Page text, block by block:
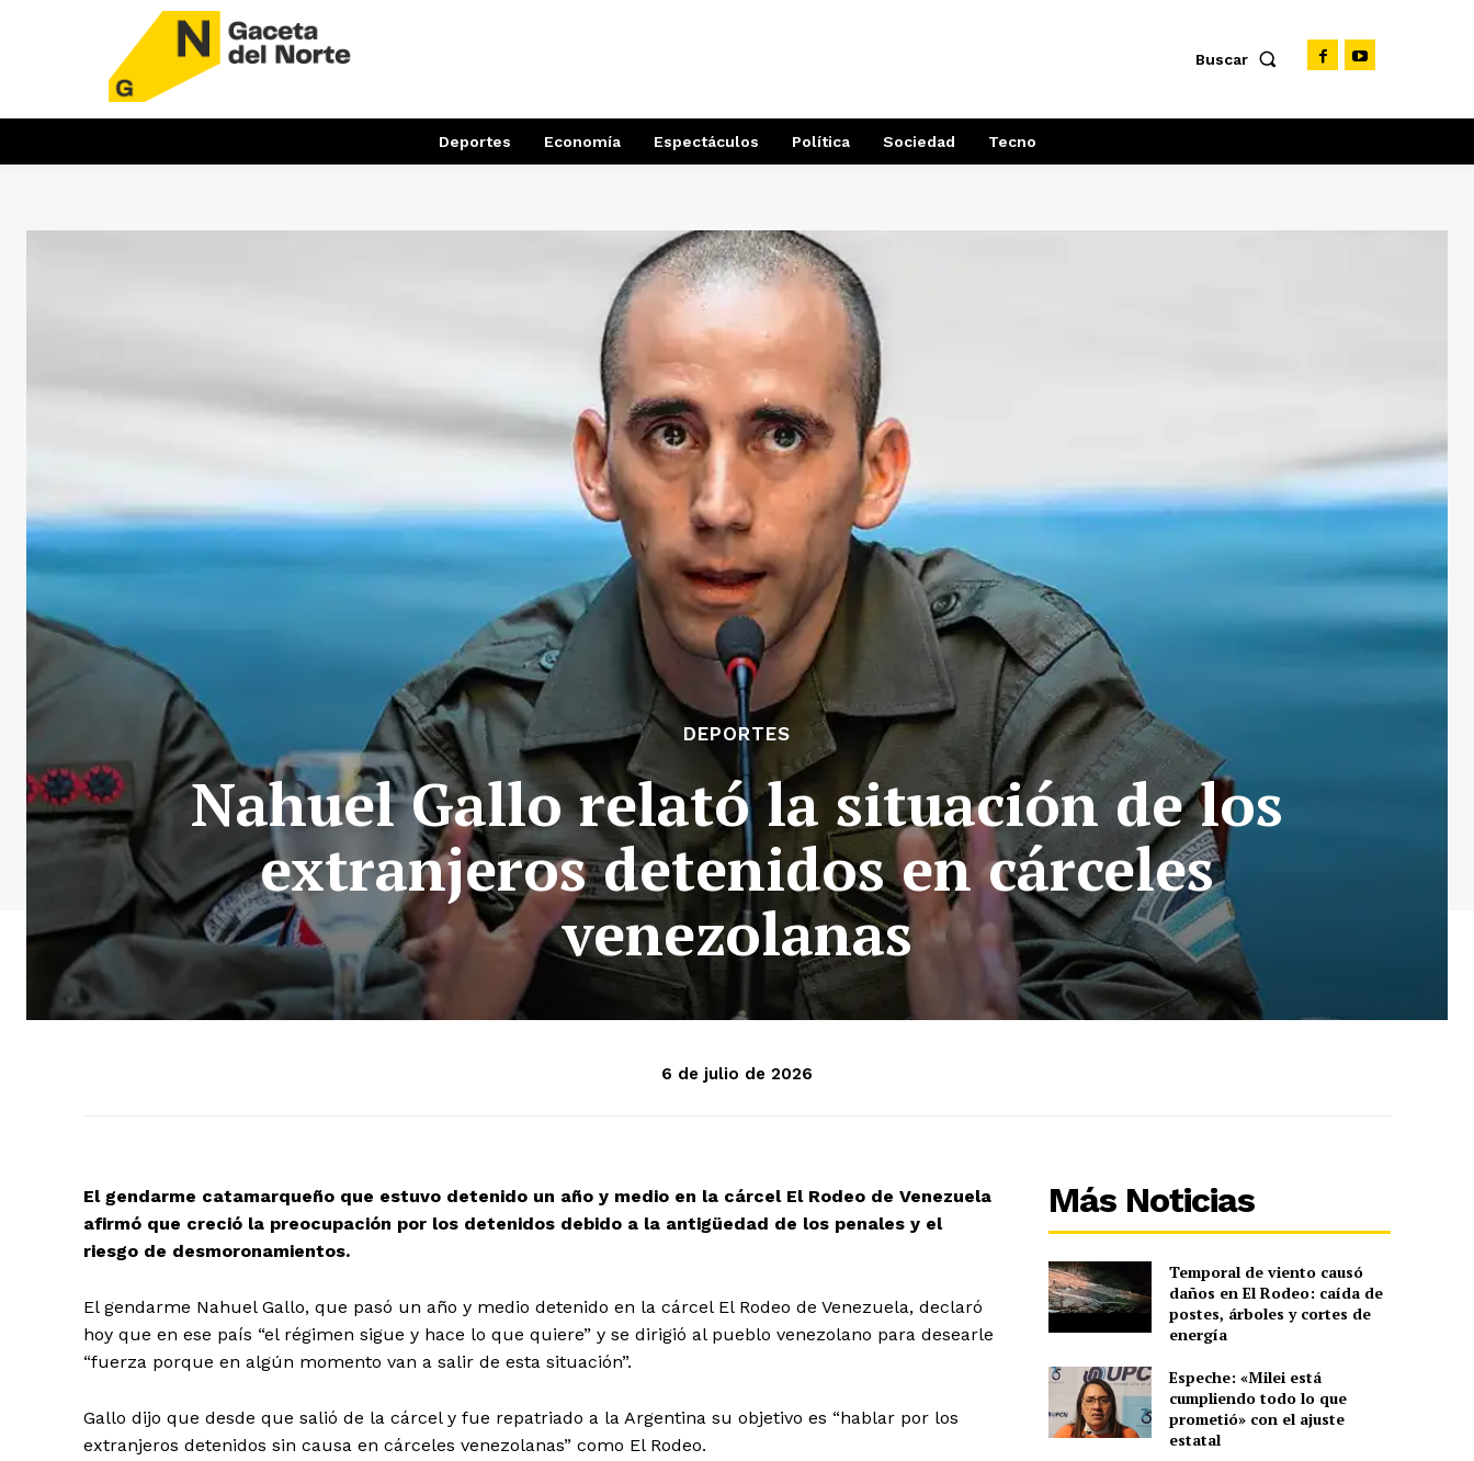
Buscar
Deportes Economía Espectáculos Política Sociedad Tecno
DEPORTES
Nahuel Gallo relató la situación de los
extranjeros detenidos en cárceles
venezolanas
6 de julio de 2026
El gendarme catamarqueño que estuvo detenido un año y medio en la cárcel El Rodeo de Venezuela
afirmó que creció la preocupación por los detenidos debido a la antigüedad de los penales y el
riesgo de desmoronamientos.
El gendarme Nahuel Gallo, que pasó un año y medio detenido en la cárcel El Rodeo de Venezuela, declaró
hoy que en ese país “el régimen sigue y hace lo que quiere” y se dirigió al pueblo venezolano para desearle
“fuerza porque en algún momento van a salir de esta situación”.
Gallo dijo que desde que salió de la cárcel y fue repatriado a la Argentina su objetivo es “hablar por los
extranjeros detenidos sin causa en cárceles venezolanas” como El Rodeo.
Más Noticias
Temporal de viento causó
daños en El Rodeo: caída de
postes, árboles y cortes de
energía
Espeche: «Milei está
cumpliendo todo lo que
prometió» con el ajuste
estatal